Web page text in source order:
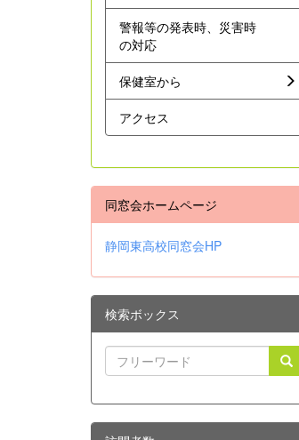
警報等の発表時、災害時
の対応
保健室から
アクセス
同窓会ホームページ
静岡東高校同窓会HP
検索ボックス